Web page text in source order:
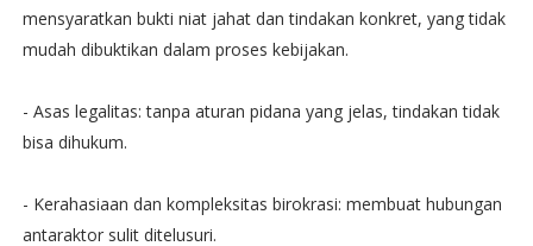
mensyaratkan bukti niat jahat dan tindakan konkret, yang tidak
mudah dibuktikan dalam proses kebijakan.
- Asas legalitas: tanpa aturan pidana yang jelas, tindakan tidak
bisa dihukum.
- Kerahasiaan dan kompleksitas birokrasi: membuat hubungan
antaraktor sulit ditelusuri.